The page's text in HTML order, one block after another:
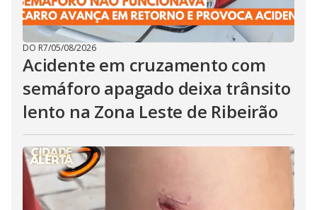
DO R7/05/08/2026
Acidente em cruzamento com
semáforo apagado deixa trânsito
lento na Zona Leste de Ribeirão